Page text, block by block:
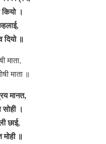
।
॥
माता,
माता ॥
मानत,
।
छाई,
॥